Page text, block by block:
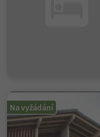
Na vyžádání